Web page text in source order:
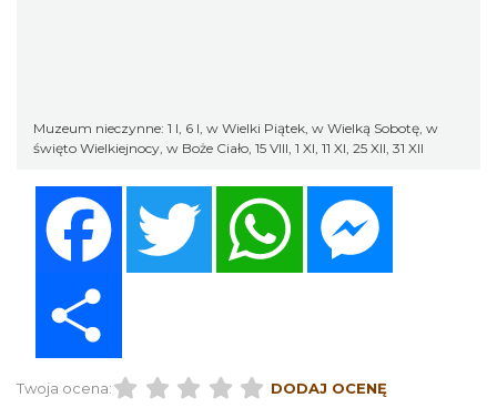
Muzeum nieczynne: 1 I, 6 I, w Wielki Piątek, w Wielką Sobotę, w
święto Wielkiejnocy, w Boże Ciało, 15 VIII, 1 XI, 11 XI, 25 XII, 31 XII
Twitter WhatsApp
Twoja ocena: DODAJ OCENĘ